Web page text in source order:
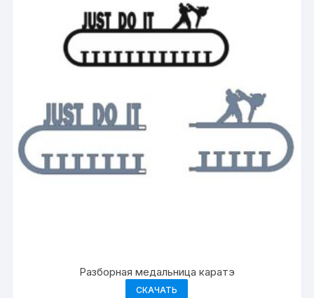
Разборная медальница каратэ
СКАЧАТЬ